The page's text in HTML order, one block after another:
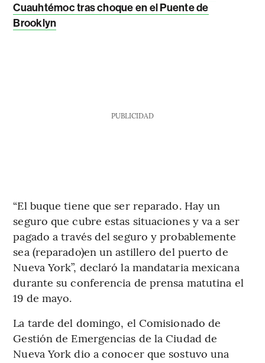
Cuauhtémoc tras choque en el Puente de
Brooklyn
PUBLICIDAD
“El buque tiene que ser reparado. Hay un
seguro que cubre estas situaciones y va a ser
pagado a través del seguro y probablemente
sea (reparado)en un astillero del puerto de
Nueva York”, declaró la mandataria mexicana
durante su conferencia de prensa matutina el
19 de mayo.
La tarde del domingo, el Comisionado de
Gestión de Emergencias de la Ciudad de
Nueva York dio a conocer que sostuvo una